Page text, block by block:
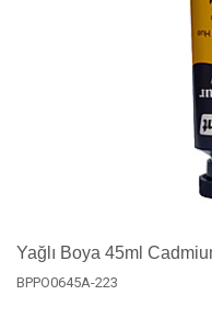
Yağlı Boya 45ml
BPPO0645A-223